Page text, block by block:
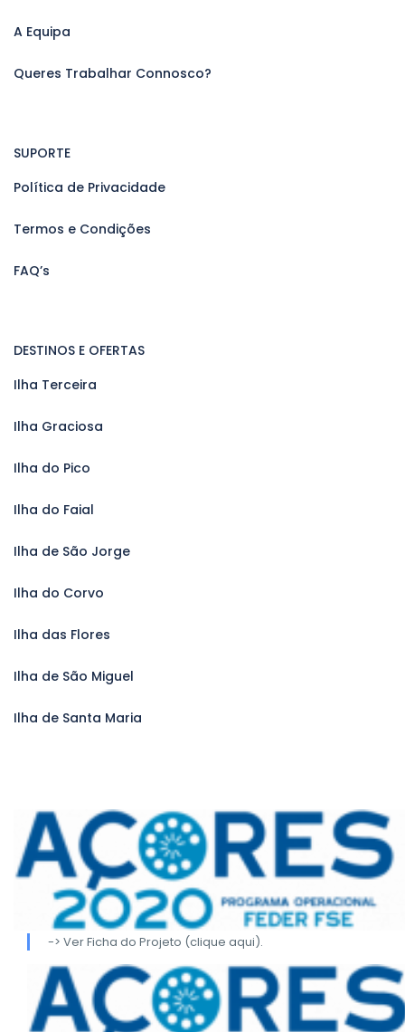
A Equipa
Queres Trabalhar Connosco?
SUPORTE
Política de Privacidade
Termos e Condições
FAQ’s
DESTINOS E OFERTAS
Ilha Terceira
Ilha Graciosa
Ilha do Pico
Ilha do Faial
Ilha de São Jorge
Ilha do Corvo
Ilha das Flores
Ilha de São Miguel
Ilha de Santa Maria
-> Ver Ficha do Projeto (clique aqui).